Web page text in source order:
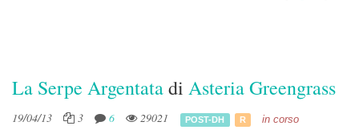
La Serpe Argentatadi Asteria Greengrass
19/04/13 3 6 29021 POST-DH R in corso